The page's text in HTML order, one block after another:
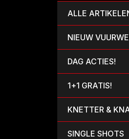
ALLE
NIEUW
DAG ACTIES!
1+1 GRATIS!
KNETTER &
SINGLE SHOTS